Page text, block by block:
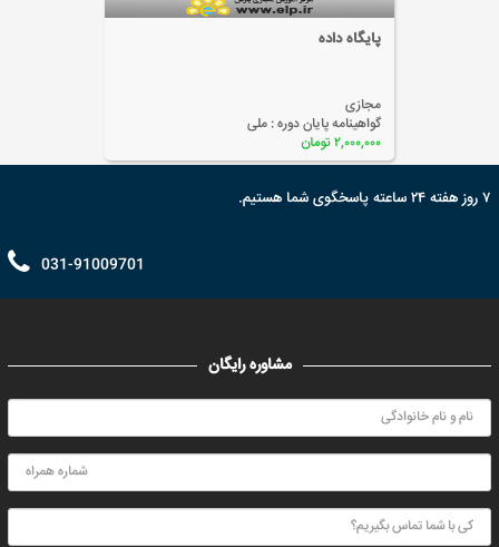
گواهینامه پایان دوره :
۲,۰۰۰,۰۰۰ تومان
۷ روز هفته ۲۴ ساعته پاسخگوی شما هستیم.
031-91009701
مشاوره رایگان